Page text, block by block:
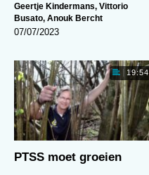
Geertje Kindermans, Vittorio
Busato, Anouk Bercht
07/07/2023
19:54
PTSS moet groeien